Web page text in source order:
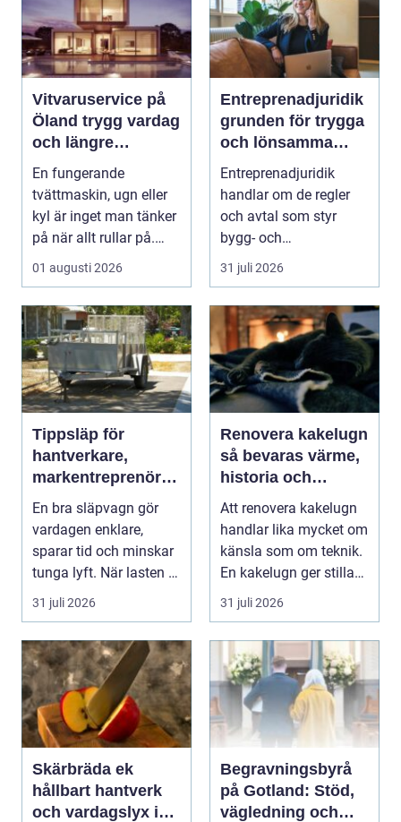
Vitvaruservice på
Öland trygg vardag
och längre
livslängd på dina
maskiner
En fungerande
tvättmaskin, ugn eller
kyl är inget man tänker
på när allt rullar på.
Men när något st...
01 augusti 2026
Entreprenadjuridik
grunden för trygga
och lönsamma
byggprojekt
Entreprenadjuridik
handlar om de regler
och avtal som styr
bygg- och
anläggningsprojekt.
När ansvar,...
31 juli 2026
Tippsläp för
hantverkare,
markentreprenörer
och lantbruk en
praktisk guide
En bra släpvagn gör
vardagen enklare,
sparar tid och minskar
tunga lyft. När lasten är
bulkig, smuts...
31 juli 2026
Renovera kakelugn
så bevaras värme,
historia och
trygghet
Att renovera kakelugn
handlar lika mycket om
känsla som om teknik.
En kakelugn ger stilla
värme, däm...
31 juli 2026
Skärbräda ek
hållbart hantverk
och vardagslyx i
Begravningsbyrå
på Gotland: Stöd,
vägledning och